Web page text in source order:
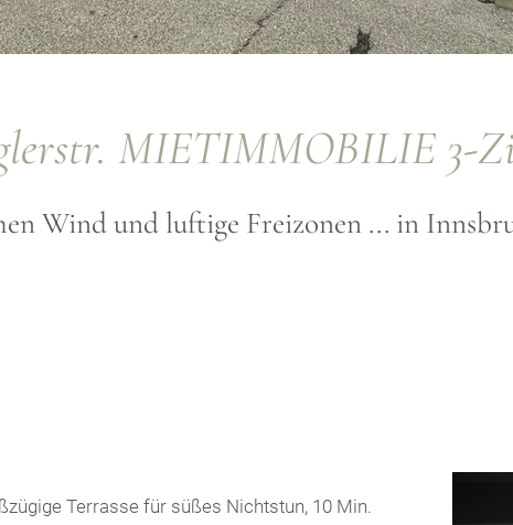
MIETIMMOBILIE 3-
Wind und luftige Freizonen ... in
Terrasse für süßes Nichtstun, 10 Min.